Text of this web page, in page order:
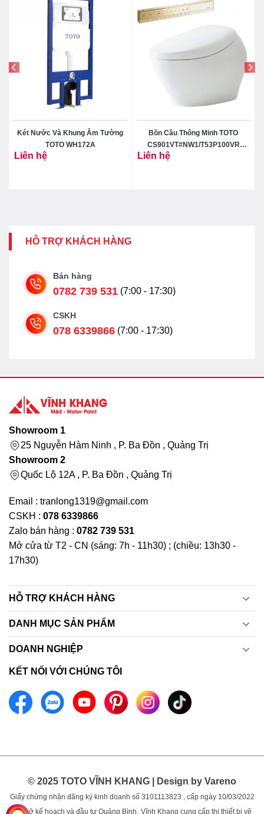
Két Nước Và Khung Âm Tường
TOTO WH172A
Liên hệ
Bồn Cầu Thông Minh TOTO
CS901VT#NW1/T53P100VR
Liên hệ
HỖ TRỢ KHÁCH HÀNG
Bán hàng
0782 739 531 (7:00 - 17:30)
CSKH
078 6339866 (7:00 - 17:30)
Showroom 1
25 Nguyễn Hàm Ninh , P. Ba Đồn , Quảng Trị
Showroom 2
Quốc Lộ 12A , P. Ba Đồn , Quảng Trị
Email : tranlong1319@gmail.com
CSKH : 078 6339866
Zalo bán hàng : 0782 739 531
Mở cửa từ T2 - CN (sáng: 7h - 11h30) ; (chiều: 13h30 -
17h30)
HỖ TRỢ KHÁCH HÀNG
DANH MỤC SẢN PHẨM
DOANH NGHIỆP
KẾT NỐI VỚI CHÚNG TÔI
© 2025 TOTO VĨNH KHANG | Design by Vareno
Giấy chứng nhận đăng ký kinh doanh số 3101113823 , cấp ngày 10/03/2022
bởi sở kế hoạch và đầu tư Quảng Bình. Vĩnh Khang cung cấp thị thiết bị vệ